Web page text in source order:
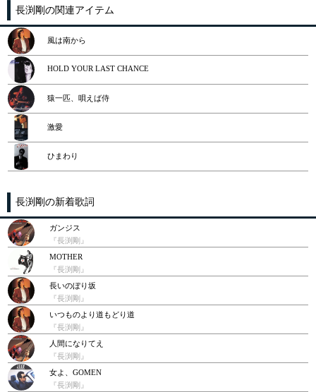
長渕剛の関連アイテム
風は南から
HOLD YOUR LAST CHANCE
猿一匹、唄えば侍
激愛
ひまわり
長渕剛の新着歌詞
ガンジス
『長渕剛』
MOTHER
『長渕剛』
長いのぼり坂
『長渕剛』
いつものより道もどり道
『長渕剛』
人間になりてえ
『長渕剛』
女よ、GOMEN
『長渕剛』